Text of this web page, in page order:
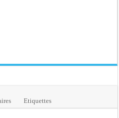
Etiquettes